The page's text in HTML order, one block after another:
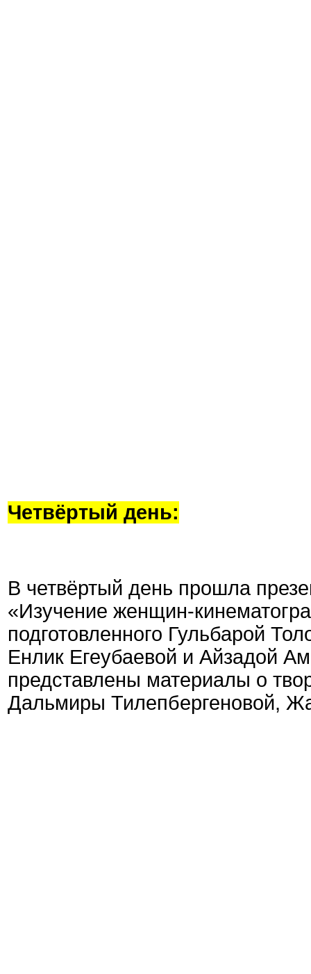
Четвёртый день:
В четвёртый день прошла
«Изучение женщин-
подготовленного Гульбарой
Енлик Егеубаевой и Айзадой
представлены материалы о
Дальмиры Тилепбергеновой,